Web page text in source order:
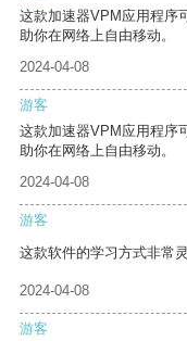
这款加速器VPM应用程序
助你在网络上自由移动。
2024-04-08
游客
这款加速器VPM应用程序
助你在网络上自由移动。
2024-04-08
游客
这款软件的学习方式非常
2024-04-08
游客